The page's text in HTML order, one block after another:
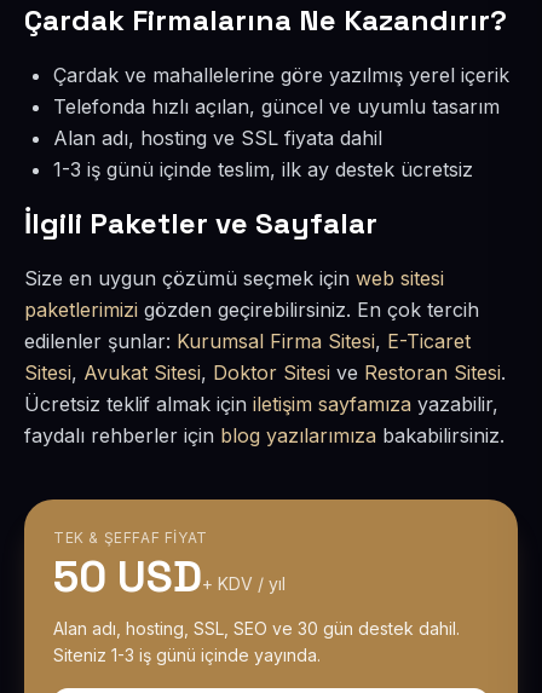
Çardak Firmalarına Ne Kazandırır?
Çardak ve mahallelerine göre yazılmış yerel içerik
Telefonda hızlı açılan, güncel ve uyumlu tasarım
Alan adı, hosting ve SSL fiyata dahil
1-3 iş günü içinde teslim, ilk ay destek ücretsiz
İlgili Paketler ve Sayfalar
Size en uygun çözümü seçmek için web sitesi
paketlerimizi gözden geçirebilirsiniz. En çok tercih
edilenler şunlar: Kurumsal Firma Sitesi, E-Ticaret
Sitesi, Avukat Sitesi, Doktor Sitesi ve Restoran Sitesi.
Ücretsiz teklif almak için iletişim sayfamıza yazabilir,
faydalı rehberler için blog yazılarımıza bakabilirsiniz.
TEK & ŞEFFAF FIYAT
50 USD+ KDV / yıl
Alan adı, hosting, SSL, SEO ve 30 gün destek dahil.
Siteniz 1-3 iş günü içinde yayında.